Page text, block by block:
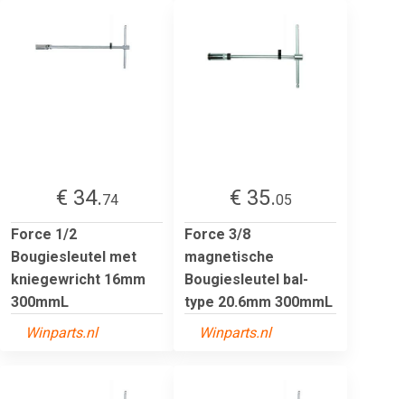
€ 34.74
Force 1/2
Bougiesleutel met
kniegewricht 16mm
300mmL
Winparts.nl
€ 35.05
Force 3/8
magnetische
Bougiesleutel bal-
type 20.6mm 300mmL
Winparts.nl